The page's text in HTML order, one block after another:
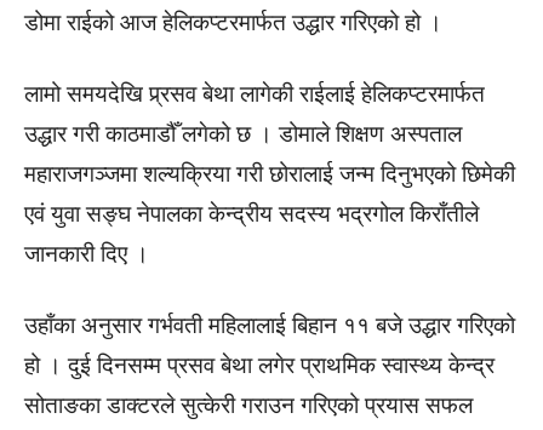
डोमा राईको आज हेलिकप्टरमार्फत उद्धार गरिएको हो ।
लामो समयदेखि प्र्रसव बेथा लागेकी राईलाई हेलिकप्टरमार्फत
उद्धार गरी काठमाडौँ लगेको छ । डोमाले शिक्षण अस्पताल
महाराजगञ्जमा शल्यक्रिया गरी छोरालाई जन्म दिनुभएको छिमेकी
एवं युवा सङ्घ नेपालका केन्द्रीय सदस्य भद्रगोल किराँतीले
जानकारी दिए ।
उहाँका अनुसार गर्भवती महिलालाई बिहान ११ बजे उद्धार गरिएको
हो । दुई दिनसम्म प्रसव बेथा लगेर प्राथमिक स्वास्थ्य केन्द्र
सोताङका डाक्टरले सुत्केरी गराउन गरिएको प्रयास सफल